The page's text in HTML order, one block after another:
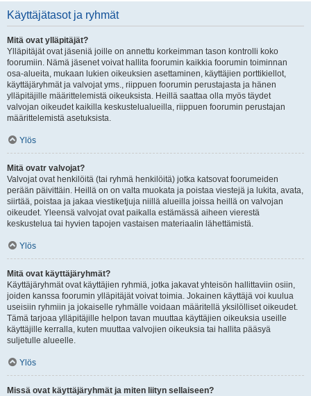
Käyttäjätasot ja ryhmät
Mitä ovat ylläpitäjät?
Ylläpitäjät ovat jäseniä joille on annettu korkeimman tason kontrolli koko
foorumiin. Nämä jäsenet voivat hallita foorumin kaikkia foorumin toiminnan
osa-alueita, mukaan lukien oikeuksien asettaminen, käyttäjien porttikiellot,
käyttäjäryhmät ja valvojat yms., riippuen foorumin perustajasta ja hänen
ylläpitäjille määrittelemistä oikeuksista. Heillä saattaa olla myös täydet
valvojan oikeudet kaikilla keskustelualueilla, riippuen foorumin perustajan
määrittelemistä asetuksista.
Ylös
Mitä ovatr valvojat?
Valvojat ovat henkilöitä (tai ryhmä henkilöitä) jotka katsovat foorumeiden
perään päivittäin. Heillä on on valta muokata ja poistaa viestejä ja lukita, avata,
siirtää, poistaa ja jakaa viestiketjuja niillä alueilla joissa heillä on valvojan
oikeudet. Yleensä valvojat ovat paikalla estämässä aiheen vierestä
keskustelua tai hyvien tapojen vastaisen materiaalin lähettämistä.
Ylös
Mitä ovat käyttäjäryhmät?
Käyttäjäryhmät ovat käyttäjien ryhmiä, jotka jakavat yhteisön hallittaviin osiin,
joiden kanssa foorumin ylläpitäjät voivat toimia. Jokainen käyttäjä voi kuulua
useisiin ryhmiin ja jokaiselle ryhmälle voidaan määritellä yksilölliset oikeudet.
Tämä tarjoaa ylläpitäjille helpon tavan muuttaa käyttäjien oikeuksia useille
käyttäjille kerralla, kuten muuttaa valvojien oikeuksia tai hallita pääsyä
suljetulle alueelle.
Ylös
Missä ovat käyttäjäryhmät ja miten liityn sellaiseen?